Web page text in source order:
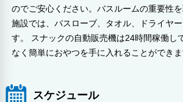
のでご安心ください。バスルームの重要性
施設では、バスローブ、タオル、ドライヤ
す。 スナックの自動販売機は24時間稼働し
なく簡単におやつを手に入れることができま
スケジュール